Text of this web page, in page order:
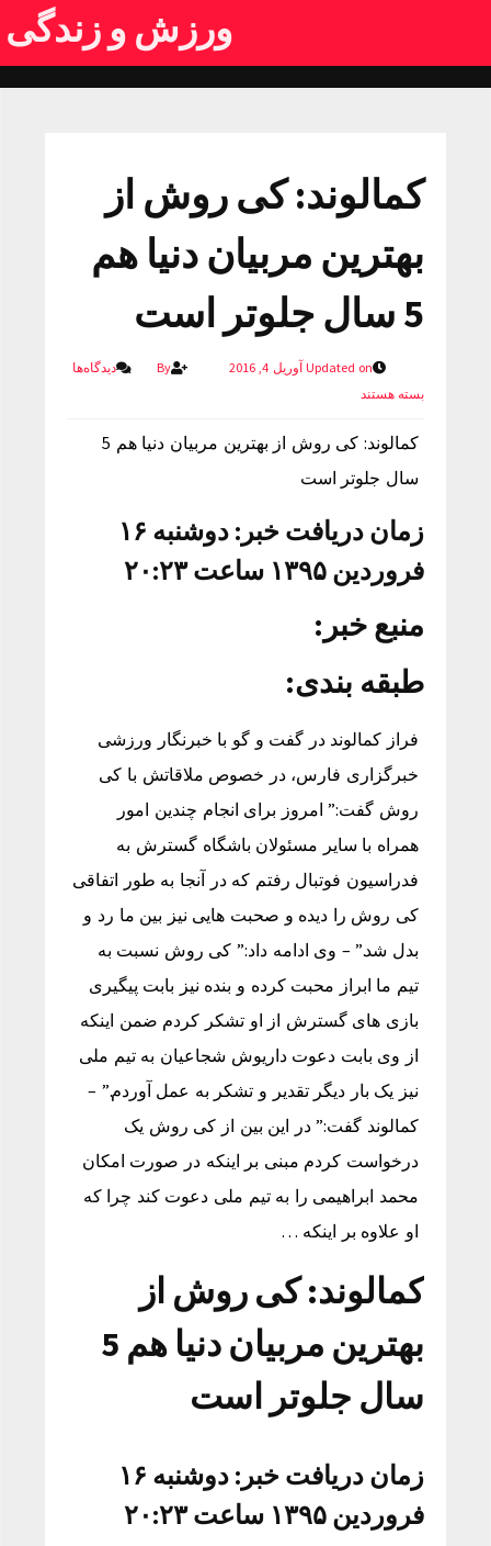
ورزش و زندگی
کمالوند: کی روش از
بهترین مربیان دنیا هم
5 سال جلوتر است
Updated on آوریل 4, 2016 By
دیدگاه‌ها
بسته هستند
کمالوند: کی روش از بهترین مربیان دنیا هم 5
سال جلوتر است
زمان دریافت خبر: دوشنبه ۱۶
فروردین ۱۳۹۵ ساعت ۲۰:۲۳
منبع خبر:
طبقه بندی:
فراز کمالوند در گفت و گو با خبرنگار ورزشی
خبرگزاری فارس، در خصوص ملاقاتش با کی
روش گفت:” امروز برای انجام چندین امور
همراه با سایر مسئولان باشگاه گسترش به
فدراسیون فوتبال رفتم که در آنجا به طور اتفاقی
کی روش را دیده و صحبت هایی نیز بین ما رد و
بدل شد.” – وی ادامه داد:” کی روش نسبت به
تیم ما ابراز محبت کرده و بنده نیز بابت پیگیری
بازی های گسترش از او تشکر کردم ضمن اینکه
از وی بابت دعوت داریوش شجاعیان به تیم ملی
نیز یک بار دیگر تقدیر و تشکر به عمل آوردم.” –
کمالوند گفت:” در این بین از کی روش یک
درخواست کردم مبنی بر اینکه در صورت امکان
محمد ابراهیمی را به تیم ملی دعوت کند چرا که
او علاوه بر اینکه …
کمالوند: کی روش از
بهترین مربیان دنیا هم 5
سال جلوتر است
زمان دریافت خبر: دوشنبه ۱۶
فروردین ۱۳۹۵ ساعت ۲۰:۲۳